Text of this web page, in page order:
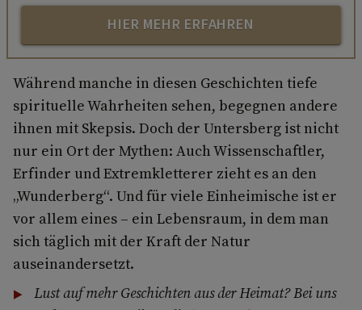
HIER MEHR ERFAHREN
Während manche in diesen Geschichten tiefe
spirituelle Wahrheiten sehen, begegnen andere
ihnen mit Skepsis. Doch der Untersberg ist nicht
nur ein Ort der Mythen: Auch Wissenschaftler,
Erfinder und Extremkletterer zieht es an den
„Wunderberg“. Und für viele Einheimische ist er
vor allem eines – ein Lebensraum, in dem man
sich täglich mit der Kraft der Natur
auseinandersetzt.
Lust auf mehr Geschichten aus der Heimat? Bei uns